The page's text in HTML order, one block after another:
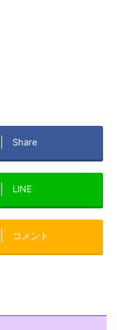
Share
LINE
コメント